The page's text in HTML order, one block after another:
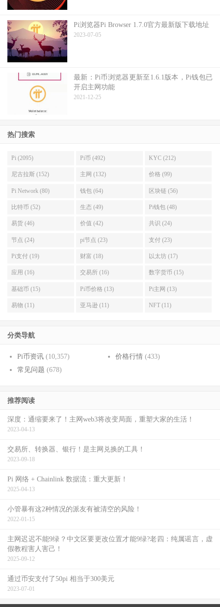
Pi浏览器Pi Browser 1.7.0官方最新版下载地址
2023-07-05
最新：Pi币浏览器更新至1.6.1版本，Pi钱包已
开启主网功能
2021-12-25
热门搜索
Pi (2095) Pi币 (492) KYC (212)
尼古拉斯 (152) 主网 (132) 价格 (99)
Pi Network (80) 钱包 (64) 区块链 (56)
比特币 (52) 生态 (49) Pi钱包 (48)
易货 (46) 价值 (42) 共识 (24)
节点 (24) pi节点 (23) 支付 (23)
Pi支付 (19) 财富 (18) 以太坊 (17)
应用 (16) 交易所 (16) 数字货币 (15)
基础币 (15) Pi币价格 (13) Pi主网 (13)
易物 (11) 亚马逊 (11) NFT (11)
分类导航
Pi币资讯 (10,357) 价格行情(433)
常见问题 (678)
推荐阅读
深度：通缩要来了！主网web3将改变局面，重塑大家的生活！
2023-04-13
交易所、转换器、银行！是主网兑换的工具！
2023-09-18
Pi 网络 + Chainlink 数据流：重大更新！
2025-04-13
小管暴有这2种情况的派友有被清空的风险！
2022-01-15
主网迟迟不能9绿？中文区要更改位置才能9绿?老四：纯属谣言，虚
假教程害人害己！
2025-09-12
通过币安支付了50pi 相当于300美元
2023-07-01